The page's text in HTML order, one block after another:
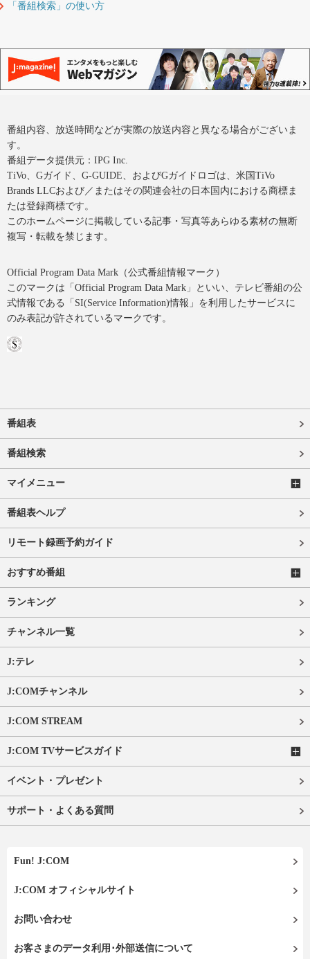
「番組検索」の使い方
番組内容、放送時間などが実際の放送内容と異なる場合がございま
す。
番組データ提供元：IPG Inc.
TiVo、Gガイド、G-GUIDE、およびGガイドロゴは、米国TiVo
Brands LLCおよび／またはその関連会社の日本国内における商標ま
たは登録商標です。
このホームページに掲載している記事・写真等あらゆる素材の無断
複写・転載を禁じます。
Official Program Data Mark（公式番組情報マーク）
このマークは「Official Program Data Mark」といい、テレビ番組の公
式情報である「SI(Service Information)情報」を利用したサービスに
のみ表記が許されているマークです。
番組表
番組検索
マイメニュー
番組表ヘルプ
リモート録画予約ガイド
おすすめ番組
ランキング
チャンネル一覧
J:テレ
J:COMチャンネル
J:COM STREAM
J:COM TVサービスガイド
イベント・プレゼント
サポート・よくある質問
Fun! J:COM
J:COM オフィシャルサイト
お問い合わせ
お客さまのデータ利用･外部送信について